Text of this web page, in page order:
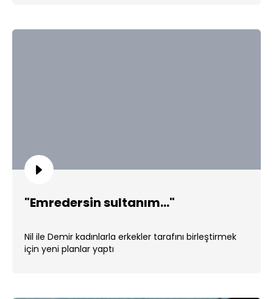
"Emredersin sultanım..."
Nil ile Demir kadınlarla erkekler tarafını birleştirmek
için yeni planlar yaptı